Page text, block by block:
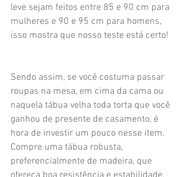
leve sejam feitos entre 85 e 90 cm para
mulheres e 90 e 95 cm para homens,
isso mostra que nosso teste está certo!
Sendo assim, se você costuma passar
roupas na mesa, em cima da cama ou
naquela tábua velha toda torta que você
ganhou de presente de casamento, é
hora de investir um pouco nesse item.
Compre uma tábua robusta,
preferencialmente de madeira, que